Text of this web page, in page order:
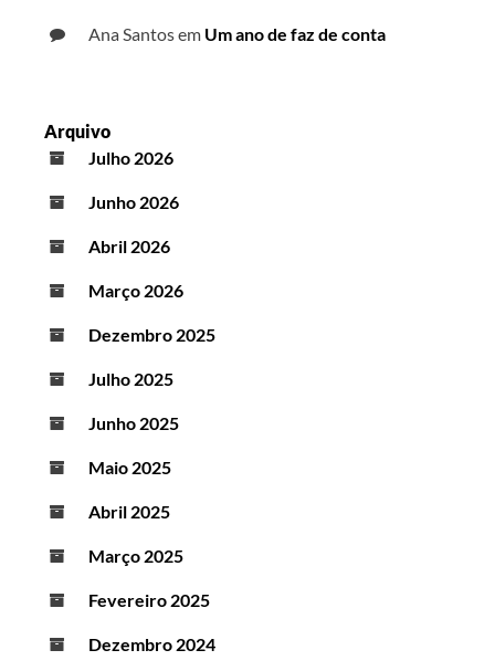
Ana Santosem Um ano de faz de conta
Arquivo
Julho 2026
Junho 2026
Abril 2026
Março 2026
Dezembro 2025
Julho 2025
Junho 2025
Maio 2025
Abril 2025
Março 2025
Fevereiro 2025
Dezembro 2024